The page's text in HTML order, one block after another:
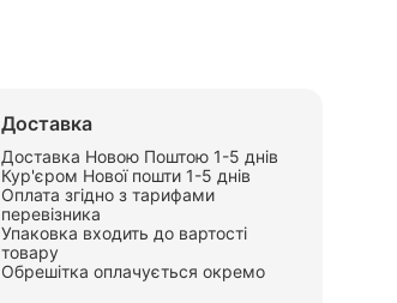
Доставка
Доставка Новою Поштою 1-5 днів
Кур'єром Нової пошти 1-5 днів
Оплата згідно з тарифами
перевізника
Упаковка входить до вартості
товару
Обрешітка оплачується окремо